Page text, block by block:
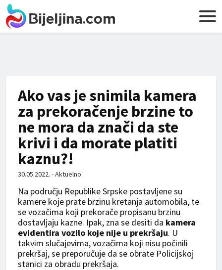
Ako vas je snimila kamera
za prekoračenje brzine to
ne mora da znači da ste
krivi i da morate platiti
kaznu?!
30.05.2022. - Aktuelno
Na području Republike Srpske postavljene su
kamere koje prate brzinu kretanja automobila, te
se vozačima koji prekorače propisanu brzinu
dostavljaju kazne. Ipak, zna se desiti da kamera
evidentira vozilo koje nije u prekršaju. U
takvim slučajevima, vozačima koji nisu počinili
prekršaj, se preporučuje da se obrate Policijskoj
stanici za obradu prekršaja.